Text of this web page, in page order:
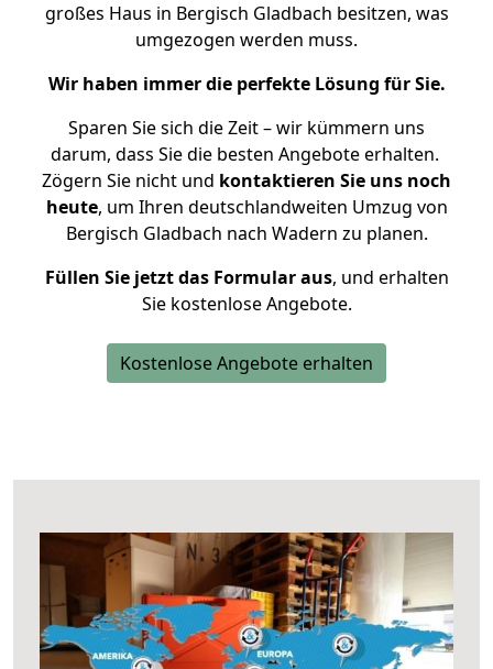
großes Haus in Bergisch Gladbach besitzen, was
umgezogen werden muss.
Wir haben immer die perfekte Lösung für Sie.
Sparen Sie sich die Zeit – wir kümmern uns
darum, dass Sie die besten Angebote erhalten.
Zögern Sie nicht und kontaktieren Sie uns noch
heute, um Ihren deutschlandweiten Umzug von
Bergisch Gladbach nach Wadern zu planen.
Füllen Sie jetzt das Formular aus, und erhalten
Sie kostenlose Angebote.
Kostenlose Angebote erhalten